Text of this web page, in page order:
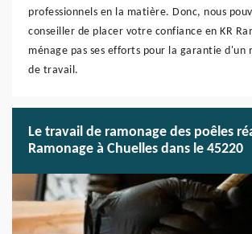
professionnels en la matière. Donc, nous
conseiller de placer votre confiance en KR
ménage pas ses efforts pour la garantie d'un
de travail.
Le travail de ramonage des poêles
Ramonage à Chuelles dans le 45220